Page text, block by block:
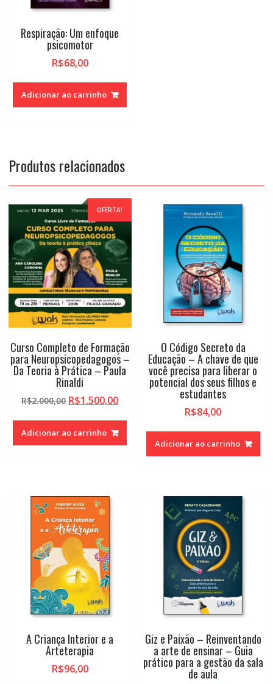
Respiração: Um enfoque
psicomotor
R$68,00
Adicionar ao carrinho
Produtos relacionados
OFERTA!
Curso Completo de Formação
para Neuropsicopedagogos –
Da Teoria à Prática – Paula
Rinaldi
R$2.000,00 O
original
era:
R$1.500,00O
é:
R$1.500,00.
Adicionar ao carrinho
O Código Secreto da
Educação – A chave de que
você precisa para liberar o
potencial dos seus filhos e
estudantes
R$84,00
Adicionar ao carrinho
A Criança Interior e a
Arteterapia
R$96,00
Giz e Paixão – Reinventando
a arte de ensinar – Guia
prático para a gestão da sala
de aula